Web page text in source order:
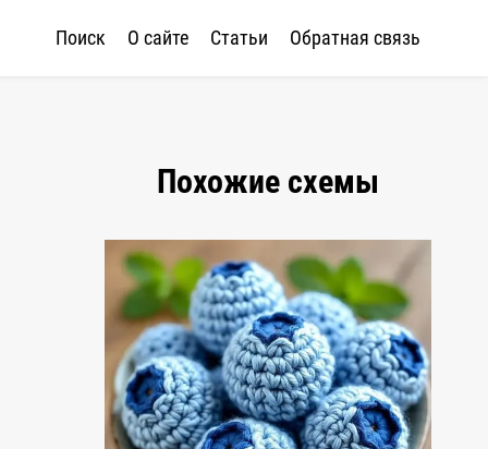
Поиск О сайте Статьи Обратная связь
Похожие схемы